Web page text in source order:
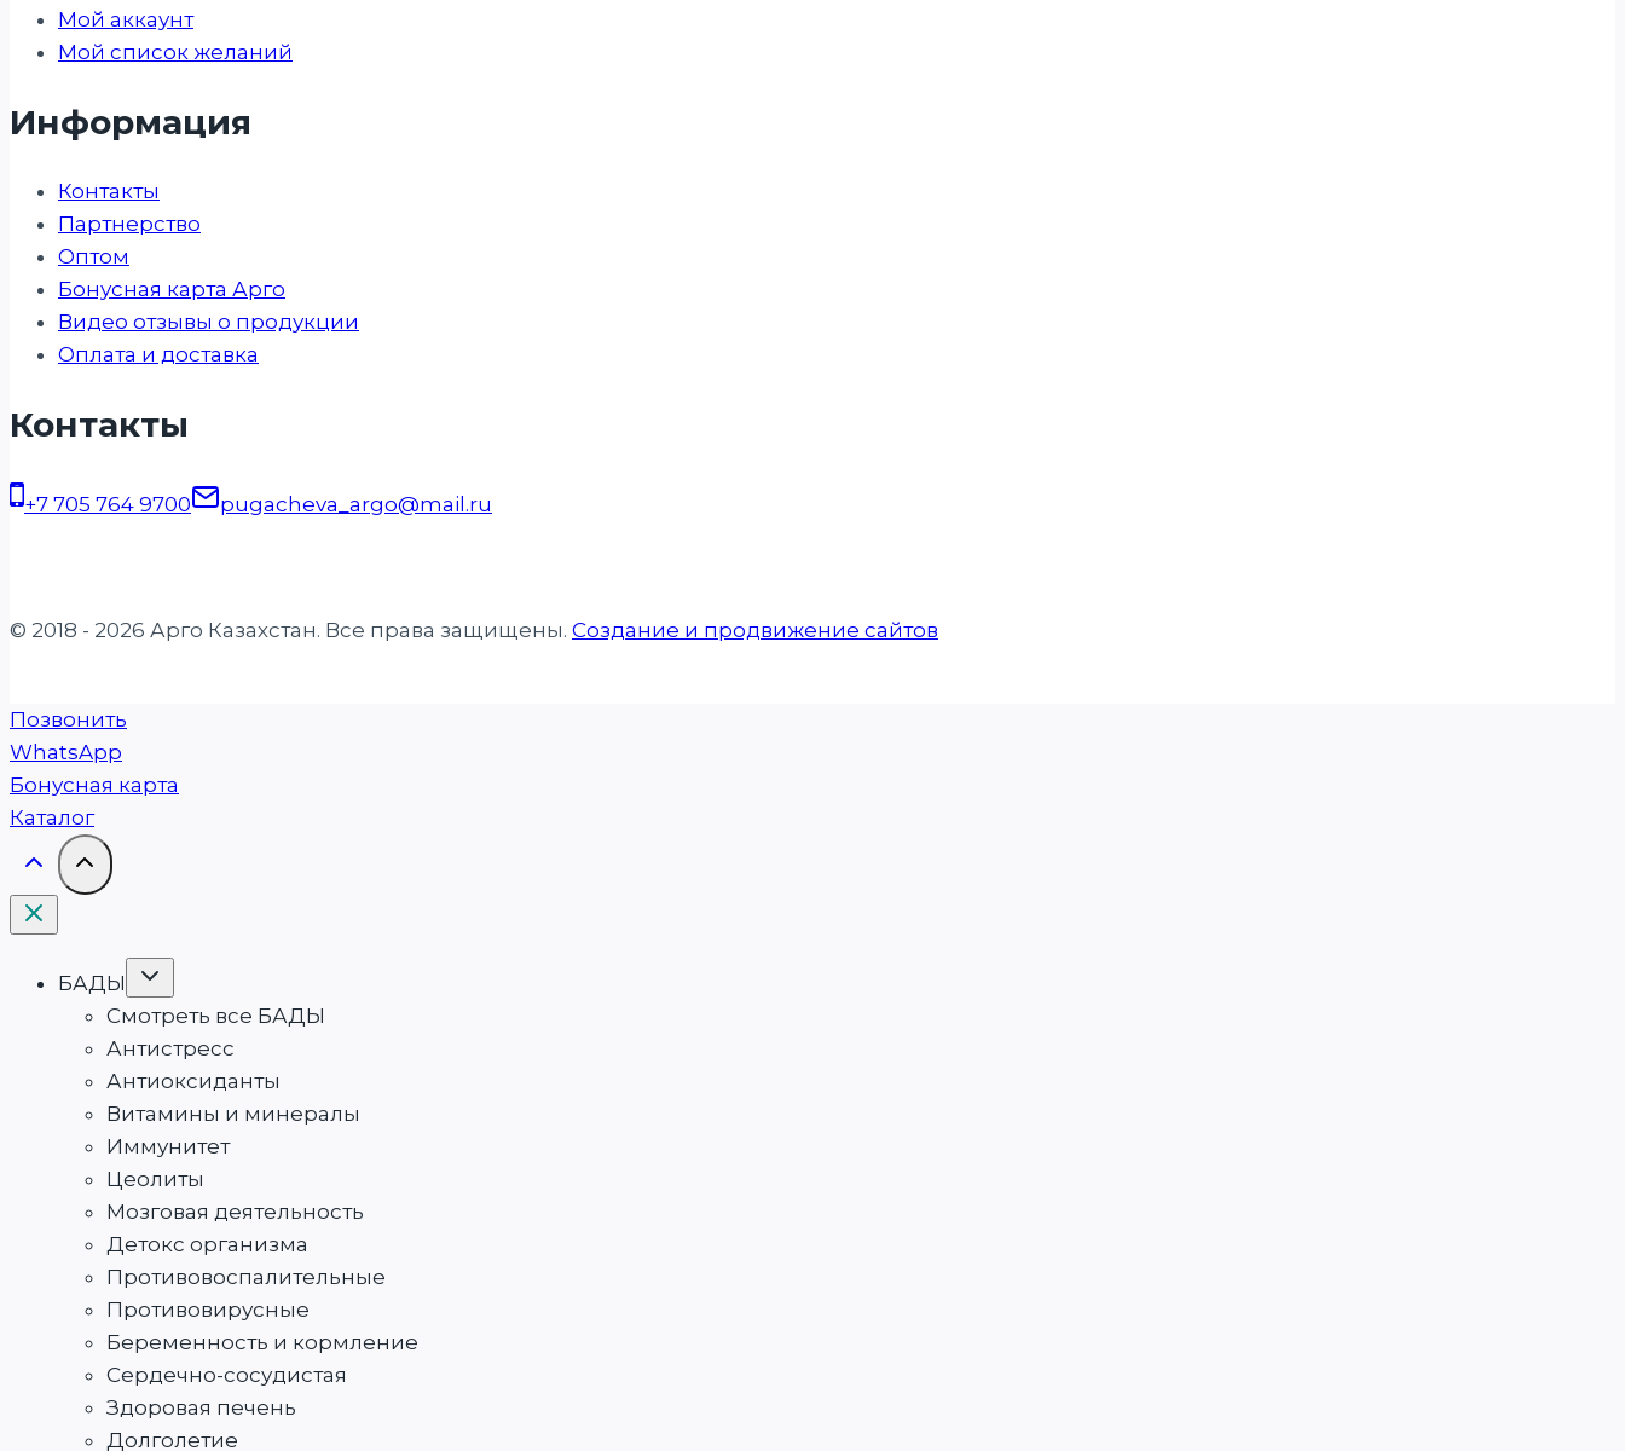
Мой аккаунт
Мой список желаний
Информация
Контакты
Партнерство
Оптом
Бонусная карта Арго
Видео отзывы о продукции
Оплата и доставка
Контакты
+7 705 764 9700 pugacheva_argo@mail.ru
© 2018 - 2026 Арго Казахстан. Все права защищены. Создание и продвижение сайтов
Позвонить
WhatsApp
Бонусная карта
Каталог
БАДЫ
Переключить
Смотреть все БАДЫ
Антистресс
Антиоксиданты
Витамины и минералы
Иммунитет
Цеолиты
Мозговая деятельность
Детокс организма
Противовоспалительные
Противовирусные
Беременность и кормление
Сердечно-сосудистая
Здоровая печень
Долголетие